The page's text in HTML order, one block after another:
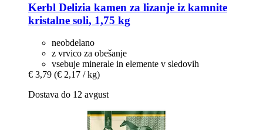
Kerbl Delizia kamen za lizanje iz kamnite
kristalne soli, 1,75 kg
neobdelano
z vrvico za obešanje
vsebuje minerale in elemente v sledovih
€ 3,79 (€ 2,17 / kg)
Dostava do 12 avgust